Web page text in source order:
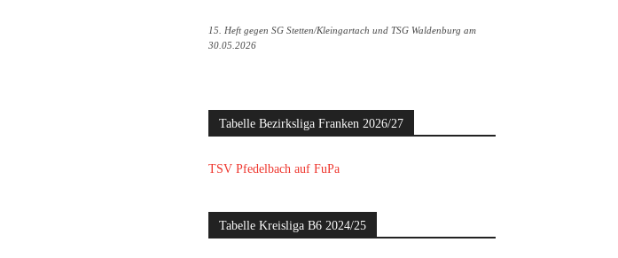
15. Heft gegen SG Stetten/Kleingartach und TSG Waldenburg am
30.05.2026
Tabelle Bezirksliga Franken 2026/27
TSV Pfedelbach auf FuPa
Tabelle Kreisliga B6 2024/25